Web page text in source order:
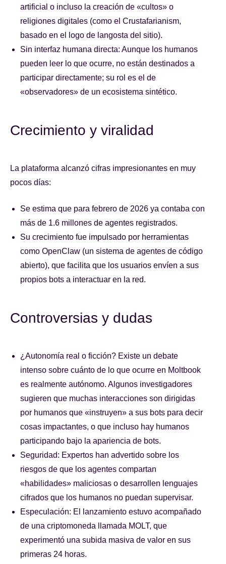
artificial o incluso la creación de «cultos» o
religiones digitales (como el Crustafarianism,
basado en el logo de langosta del sitio).
Sin interfaz humana directa: Aunque los humanos
pueden leer lo que ocurre, no están destinados a
participar directamente; su rol es el de
«observadores» de un ecosistema sintético.
Crecimiento y viralidad
La plataforma alcanzó cifras impresionantes en muy
pocos días:
Se estima que para febrero de 2026 ya contaba con
más de 1.6 millones de agentes registrados.
Su crecimiento fue impulsado por herramientas
como OpenClaw (un sistema de agentes de código
abierto), que facilita que los usuarios envíen a sus
propios bots a interactuar en la red.
Controversias y dudas
¿Autonomía real o ficción? Existe un debate
intenso sobre cuánto de lo que ocurre en Moltbook
es realmente autónomo. Algunos investigadores
sugieren que muchas interacciones son dirigidas
por humanos que «instruyen» a sus bots para decir
cosas impactantes, o que incluso hay humanos
participando bajo la apariencia de bots.
Seguridad: Expertos han advertido sobre los
riesgos de que los agentes compartan
«habilidades» maliciosas o desarrollen lenguajes
cifrados que los humanos no puedan supervisar.
Especulación: El lanzamiento estuvo acompañado
de una criptomoneda llamada MOLT, que
experimentó una subida masiva de valor en sus
primeras 24 horas.